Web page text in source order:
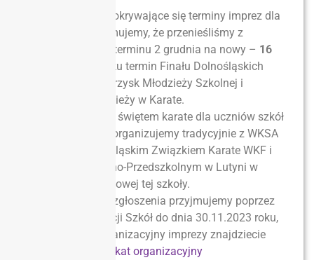
Ze względu na pokrywające się terminy imprez dla
karateków informujemy, że przenieśliśmy z
zaplanowanego terminu 2 grudnia na nowy – 16
roku termin Finału Dolnośląskich
Igrzysk Dzieci, Igrzysk Młodzieży Szkolnej i
Licealiady Młodzieży w Karate.
Ten finał, będący świętem karate dla uczniów szkół
Dolnego Śląska organizujemy tradycyjnie z WKSA
Budokan, Dolnośląskim Związkiem Karate WKF i
Zespołem Szkolno-Przedszkolnym w Lutyni w
pięknej hali sportowej tej szkoły.
Informujemy, że zgłoszenia przyjmujemy poprzez
System Rejestracji Szkół do dnia 30.11.2023 roku,
a komunikat organizacyjny imprezy znajdziecie
http://komunikat organizacyjny